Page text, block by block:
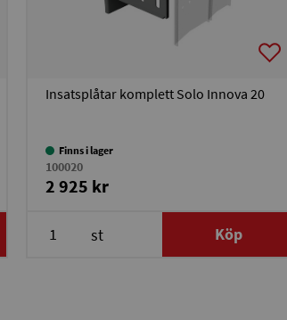
Insatsplåtar komplett Solo Innova 20
Finns i lager
100020
2 925 kr
st Köp